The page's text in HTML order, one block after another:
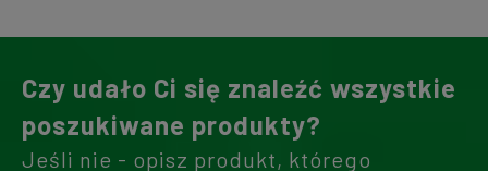
Czy udało Ci się znaleźć wszystkie
poszukiwane produkty?
Jeśli nie - opisz produkt, którego